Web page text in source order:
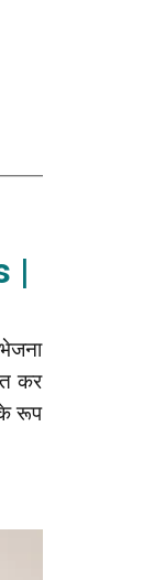
|
कर
के रूप